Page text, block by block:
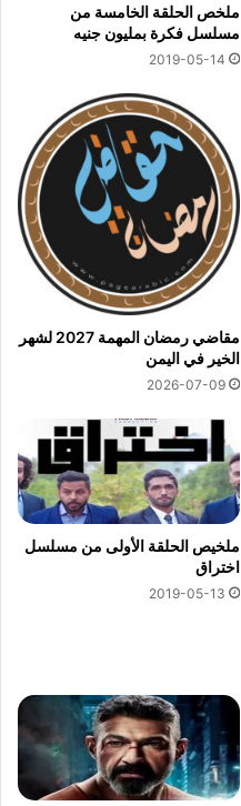
ملخص الحلقة الخامسة من
مسلسل فكرة بمليون جنيه
2019-05-14
مقاضي رمضان المهمة 2027 لشهر
الخير في اليمن
2026-07-09
ملخيص الحلقة الأولى من مسلسل
اختراق
2019-05-13